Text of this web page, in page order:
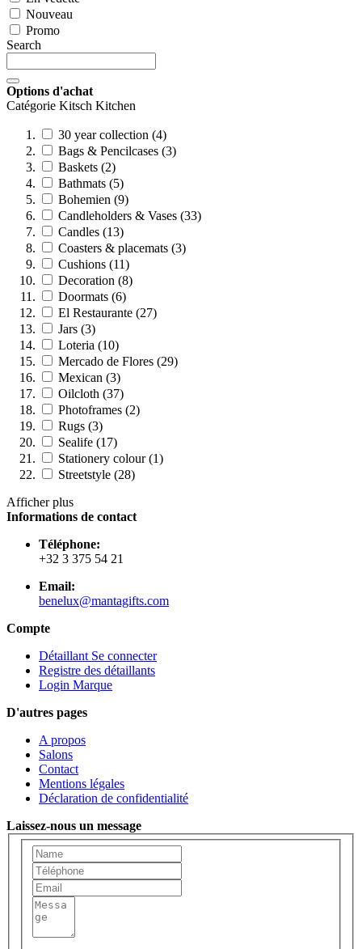
Nouveau
Promo
Search
Options d'achat
Catégorie Kitsch Kitchen
30 year collection (4)
Bags & Pencilcases (3)
Baskets (2)
Bathmats (5)
Bohemien (9)
Candleholders & Vases (33)
Candles (13)
Coasters & placemats (3)
Cushions (11)
Decoration (8)
Doormats (6)
El Restaurante (27)
Jars (3)
Loteria (10)
Mercado de Flores (29)
Mexican (3)
Oilcloth (37)
Photoframes (2)
Rugs (3)
Sealife (17)
Stationery colour (1)
Streetstyle (28)
Afficher plus
Informations de contact
Téléphone:
+32 3 375 54 21
Email:
benelux@mantagifts.com
Compte
Détaillant Se connecter
Registre des détaillants
Login Marque
D'autres pages
A propos
Salons
Contact
Mentions légales
Déclaration de confidentialité
Laissez-nous un message